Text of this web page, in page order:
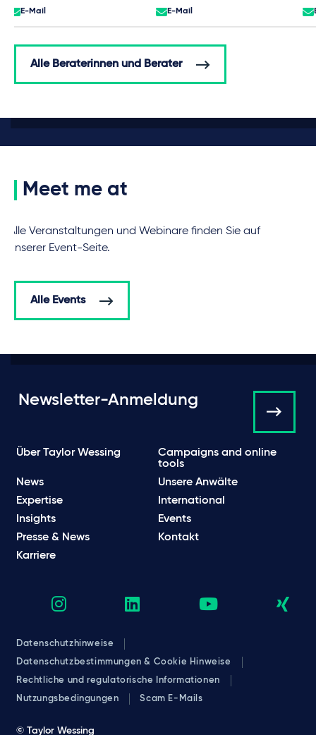
E-Mail E-Mail
Alle Beraterinnen und Berater
Meet me at
Alle Veranstaltungen und Webinare finden Sie auf
unserer Event-Seite.
Alle Events
Newsletter-Anmeldung
Über Taylor Wessing
Campaigns and online
tools
News
Unsere Anwälte
Expertise
International
Insights
Events
Presse & News
Kontakt
Karriere
Datenschutzhinweise
Datenschutzbestimmungen & Cookie Hinweise
Rechtliche und regulatorische Informationen
Nutzungsbedingungen
Scam E-Mails
© Taylor Wessing